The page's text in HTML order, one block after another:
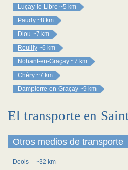
Luçay-le-Libre ~5 km
Paudy ~8 km
Diou ~7 km
Reuilly ~6 km
Nohant-en-Graçay ~7 km
Chéry ~7 km
Dampierre-en-Graçay ~9 km
El transporte en
Otros medios de transporte
Deols
~32 km